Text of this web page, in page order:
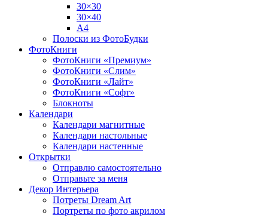
30×30
30×40
A4
Полоски из ФотоБудки
ФотоКниги
ФотоКниги «Премиум»
ФотоКниги «Слим»
ФотоКниги «Лайт»
ФотоКниги «Софт»
Блокноты
Календари
Календари магнитные
Календари настольные
Календари настенные
Открытки
Отправлю самостоятельно
Отправьте за меня
Декор Интерьера
Потреты Dream Art
Портреты по фото акрилом